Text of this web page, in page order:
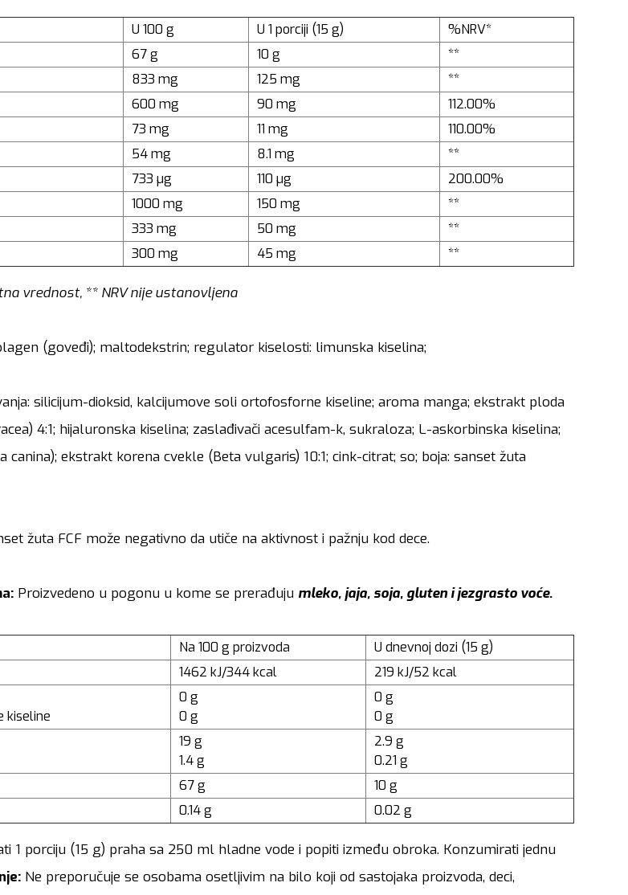
U 100 g U 1 porciji (15 g)
%NRV*
67 g 10 g
**
833 mg 125 mg
**
600 mg 90 mg
112.00%
73 mg 11 mg
110.00%
54 mg 8.1 mg
**
733 µg 110 µg
200.00%
1000 mg 150 mg
**
333 mg 50 mg
**
300 mg 45 mg **
vrednost, ** NRV nije ustanovljena
(goveđi); maltodekstrin; regulator kiselosti: limunska kiselina;
silicijum-dioksid, kalcijumove soli ortofosforne kiseline; aroma manga; ekstrakt ploda
4:1; hijaluronska kiselina; zaslađivači acesulfam-k, sukraloza; L-askorbinska kiselina;
canina); ekstrakt korena cvekle (Beta vulgaris) 10:1; cink-citrat; so; boja: sanset žuta
žuta FCF može negativno da utiče na aktivnost i pažnju kod dece.
Proizvedeno u pogonu u kome se prerađuju mleko, jaja, soja, gluten i jezgrasto voće.
Na 100 g proizvoda
U dnevnoj dozi (15 g)
1462 kJ/344 kcal
219 kJ/52 kcal
kiseline
0 g
0 g
0 g
0 g
19 g
1.4 g
2.9 g
0.21 g
67 g
10 g
0.14 g 0.02 g
1 porciju (15 g) praha sa 250 ml hladne vode i popiti između obroka. Konzumirati jednu
Ne preporučuje se osobama osetljivim na bilo koji od sastojaka proizvoda, deci,